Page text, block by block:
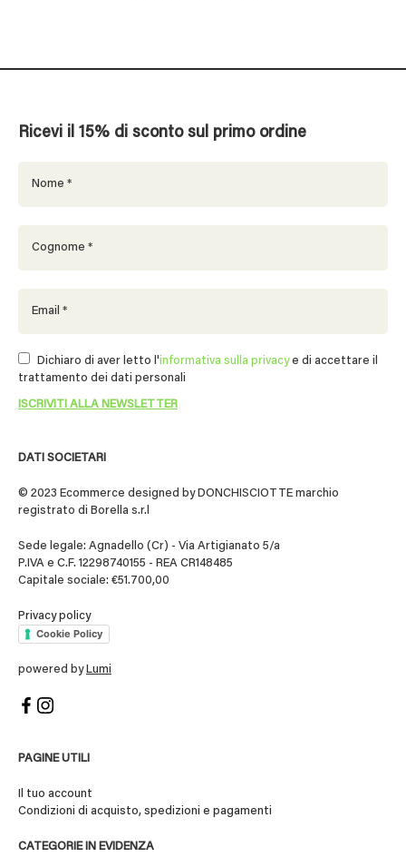
DATI SOCIETARI
© 2023 Ecommerce designed by DONCHISCIOTTE marchio
registrato di Borella s.r.l
Sede legale: Agnadello (Cr) - Via Artigianato 5/a
P.IVA e C.F. 12298740155 - REA CR148485
Capitale sociale: €51.700,00
Privacy policy
Cookie Policy
powered by Lumi
PAGINE UTILI
Il tuo account
Condizioni di acquisto, spedizioni e pagamenti
CATEGORIE IN EVIDENZA
Ricevi il 15% di sconto sul primo ordine
Dichiaro di aver letto l'informativa sulla privacye di accettare il
trattamento dei dati personali